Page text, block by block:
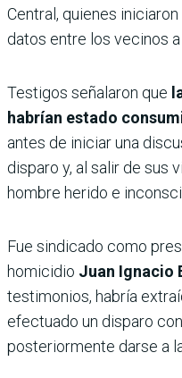
Central, quienes
datos entre los vecinos
Testigos señalaron que
habrían estado
antes de iniciar una
disparo y, al salir de sus
hombre herido e
Fue sindicado como
homicidio Juan Ignacio
testimonios, habría
efectuado un disparo
posteriormente darse a